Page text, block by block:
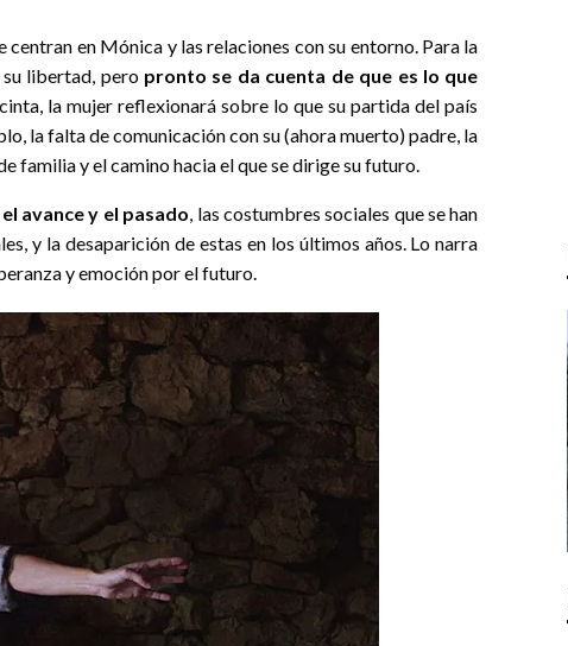
en Mónica y las relaciones con su entorno. Para la
libertad, pero pronto se da cuenta de que es lo que
la mujer reflexionará sobre lo que su partida del país
la falta de comunicación con su (ahora muerto) padre, la
familia y el camino hacia el que se dirige su futuro.
avance y el pasado, las costumbres sociales que se han
y la desaparición de estas en los últimos años. Lo narra
y emoción por el futuro.